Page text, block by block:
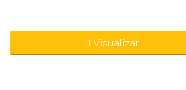
Visualizar